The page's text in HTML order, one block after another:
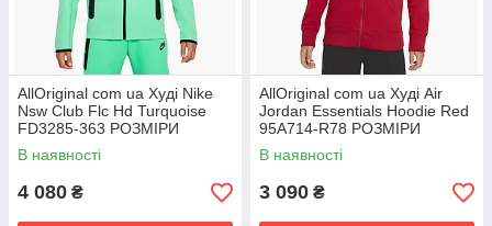
AllOriginal com ua Худі Nike
Nsw Club Flc Hd Turquoise
FD3285-363 РОЗМІРИ
ЗАПИТУЙТЕ
В наявності
4 080 ₴
AllOriginal com ua Худі Air
Jordan Essentials Hoodie Red
95A714-R78 РОЗМІРИ
ЗАПИТУЙТЕ
В наявності
3 090 ₴